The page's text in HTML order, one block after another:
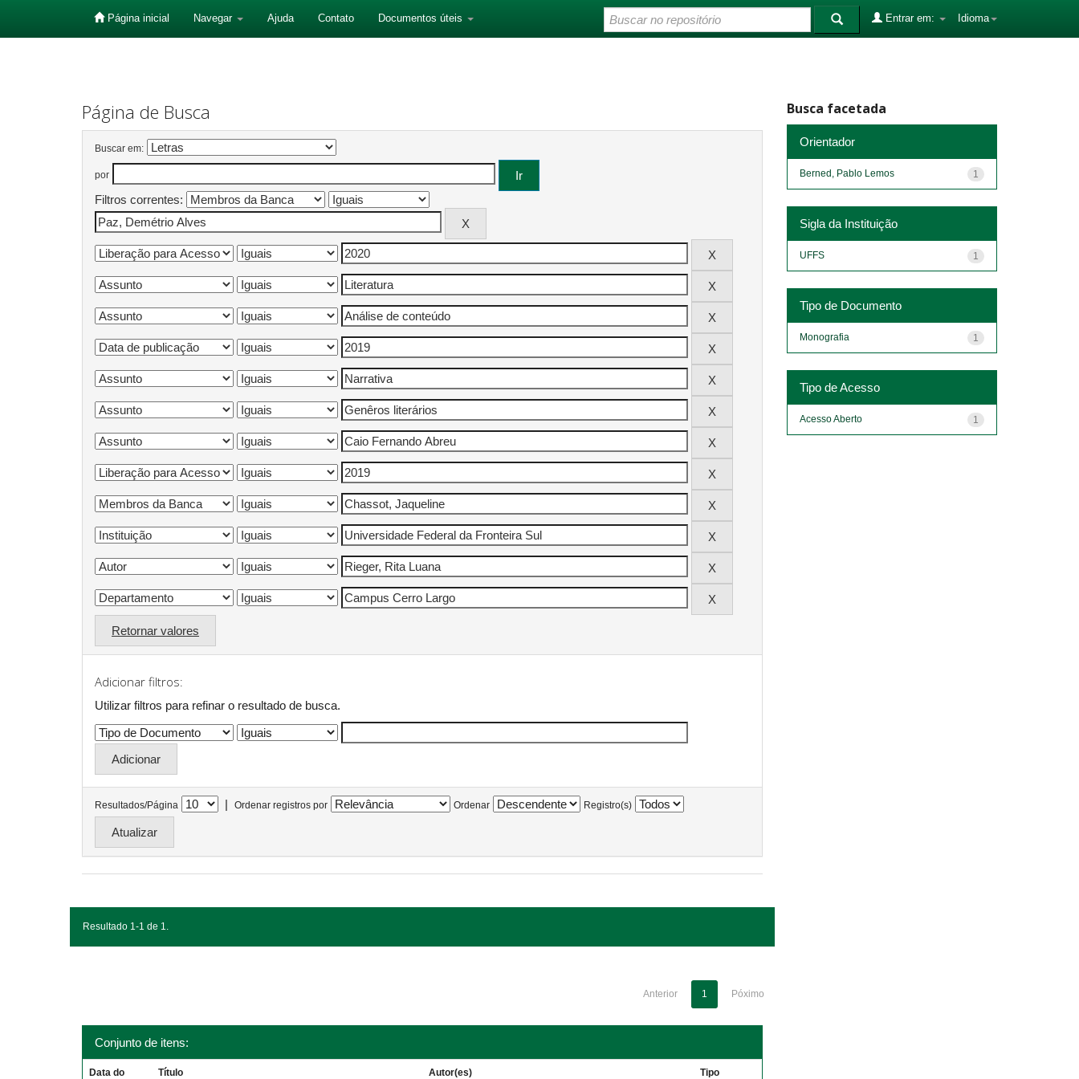
Página inicial Navegar Ajuda Contato Documentos úteis Idioma
Entrar em:
Página de Busca
Buscar em:
por
Filtros correntes:
Retornar valores
Adicionar filtros:
Utilizar filtros para refinar o resultado de busca.
Resultados/Página | Ordenar registros por Ordenar Registro(s)
Resultado 1-1 de 1.
Anterior 1 Póximo
Conjunto de itens:
Data do Título Autor(es) Tipo
Busca facetada
Orientador
1
Berned, Pablo Lemos
Sigla da Instituição
1
UFFS
Tipo de Documento
1
Monografia
Tipo de Acesso
1
Acesso Aberto